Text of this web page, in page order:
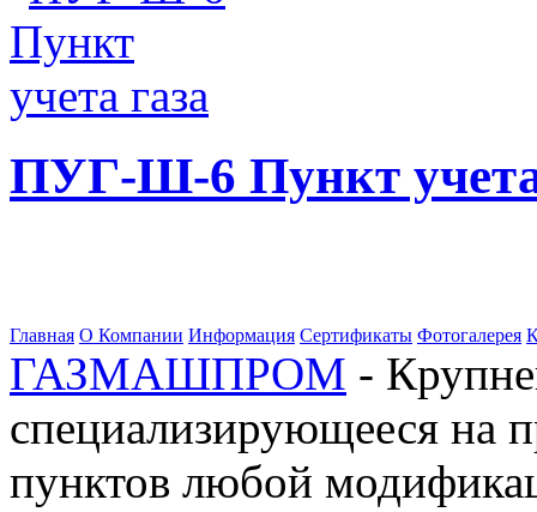
ПУГ-Ш-6 Пункт учета
Главная О Компании Информация Сертификаты Фотогалерея
ГАЗМАШПРОМ -
специализирующееся на
пунктов любой